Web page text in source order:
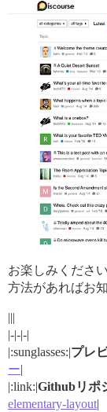
お楽しみくださ
方法があればお
|||
|-|-|-|
|:sunglasses:|プレ
ー|
|:link:|Githubリポ
elementary-layout|